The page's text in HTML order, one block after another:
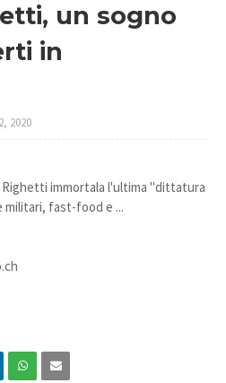
un sogno
in
2020
immortala l'ultima "dittatura
militari, fast-food e ...